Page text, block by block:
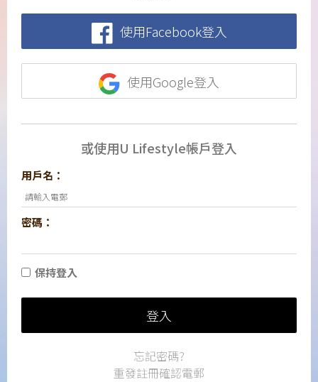
使用Facebook登入
使用Google登入
或使用U Lifestyle帳戶登入
用戶名：
密碼：
保持登入
登入
忘記密碼?
重發註冊確認電郵